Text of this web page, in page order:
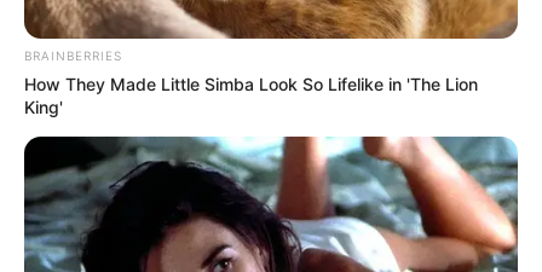
BRAINBERRIES
How They Made Little Simba Look So Lifelike in 'The Lion
King'